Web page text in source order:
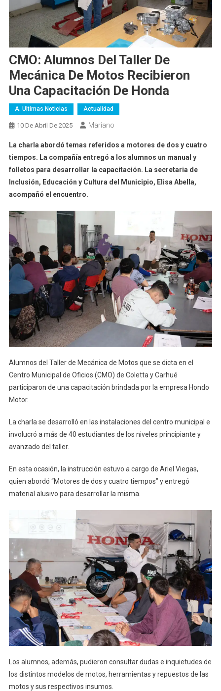
CMO: Alumnos Del Taller De
Mecánica De Motos Recibieron
Una Capacitación De Honda
A. Ultimas Noticias Actualidad
10 De Abril De 2025 Mariano
La charla abordó temas referidos a motores de dos y cuatro
tiempos. La compañía entregó a los alumnos un manual y
folletos para desarrollar la capacitación. La secretaria de
Inclusión, Educación y Cultura del Municipio, Elisa Abella,
acompañó el encuentro.
Alumnos del Taller de Mecánica de Motos que se dicta en el
Centro Municipal de Oficios (CMO) de Coletta y Carhué
participaron de una capacitación brindada por la empresa Hondo
Motor.
La charla se desarrolló en las instalaciones del centro municipal e
involucró a más de 40 estudiantes de los niveles principiante y
avanzado del taller.
En esta ocasión, la instrucción estuvo a cargo de Ariel Viegas,
quien abordó “Motores de dos y cuatro tiempos” y entregó
material alusivo para desarrollar la misma.
Los alumnos, además, pudieron consultar dudas e inquietudes de
los distintos modelos de motos, herramientas y repuestos de las
motos y sus respectivos insumos.